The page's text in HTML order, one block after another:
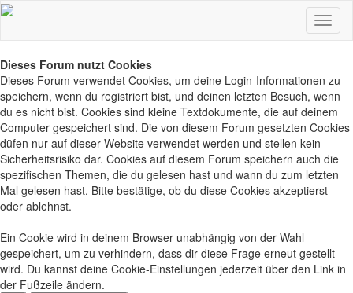
Dieses Forum nutzt Cookies
Dieses Forum verwendet Cookies, um deine Login-Informationen zu
speichern, wenn du registriert bist, und deinen letzten Besuch, wenn
du es nicht bist. Cookies sind kleine Textdokumente, die auf deinem
Computer gespeichert sind. Die von diesem Forum gesetzten Cookies
düfen nur auf dieser Website verwendet werden und stellen kein
Sicherheitsrisiko dar. Cookies auf diesem Forum speichern auch die
spezifischen Themen, die du gelesen hast und wann du zum letzten
Mal gelesen hast. Bitte bestätige, ob du diese Cookies akzeptierst
oder ablehnst.
Ein Cookie wird in deinem Browser unabhängig von der Wahl
gespeichert, um zu verhindern, dass dir diese Frage erneut gestellt
wird. Du kannst deine Cookie-Einstellungen jederzeit über den Link in
der Fußzeile ändern.